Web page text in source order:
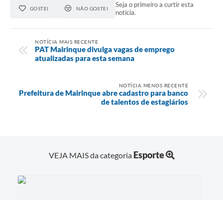
GOSTEI NÃO GOSTEI
Seja o primeiro a curtir esta
notícia.
NOTÍCIA MAIS RECENTE
PAT Mairinque divulga vagas de emprego
atualizadas para esta semana
NOTÍCIA MENOS RECENTE
Prefeitura de Mairinque abre cadastro para banco
de talentos de estagiários
VEJA MAIS da categoria Esporte